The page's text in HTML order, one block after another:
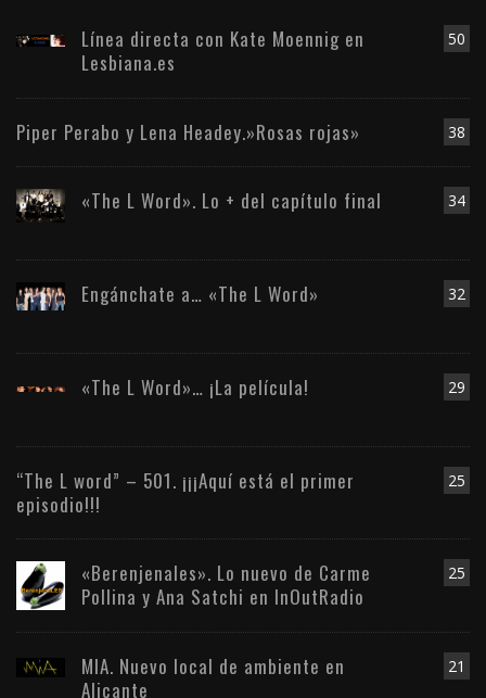
50
Línea directa con Kate Moennig en
Lesbiana.es
38
Piper Perabo y Lena Headey.»Rosas rojas»
34
«The L Word». Lo + del capítulo final
32
Engánchate a… «The L Word»
29
«The L Word»… ¡La película!
25
“The L word” – 501. ¡¡¡Aquí está el primer
episodio!!!
25
«Berenjenales». Lo nuevo de Carme
Pollina y Ana Satchi en InOutRadio
21
MIA. Nuevo local de ambiente en
Alicante